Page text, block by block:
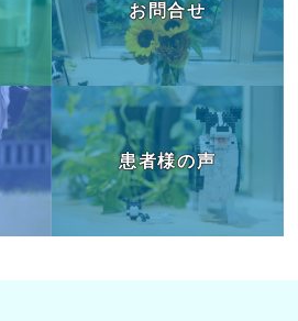
お問合せ
患者様の声